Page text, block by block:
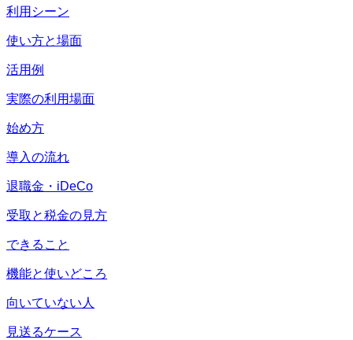
利用シーン
使い方と場面
活用例
実際の利用場面
始め方
導入の流れ
退職金・iDeCo
受取と税金の見方
できること
機能と使いどころ
向いていない人
見送るケース